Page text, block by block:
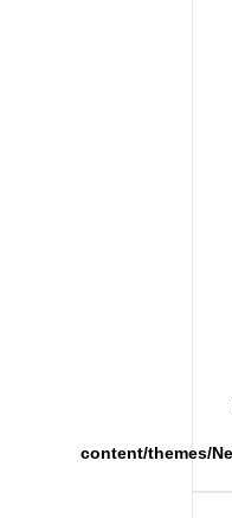
content/themes/